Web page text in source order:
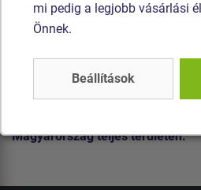
Tanúsítvánnyal rendelkező,
gyártunk és telepítünk.
anyagokat, pontos műhelyi
Magyarország teljes területén.
mi pedig a legjobb vásárlási
Önnek.
Beállítások